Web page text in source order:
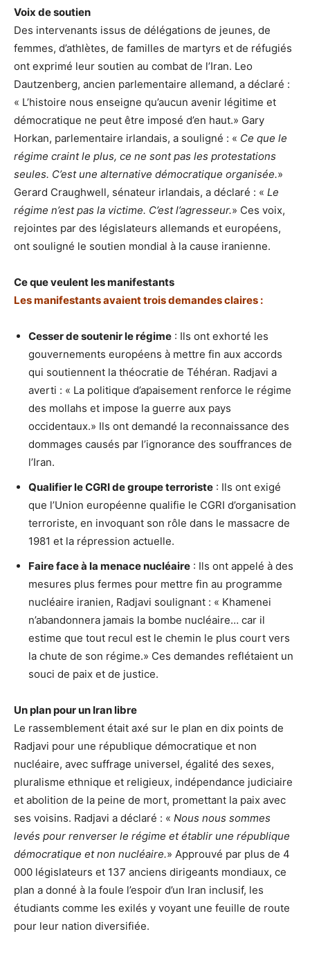
Voix de soutien
Des intervenants issus de délégations de jeunes, de
femmes, d’athlètes, de familles de martyrs et de réfugiés
ont exprimé leur soutien au combat de l’Iran. Leo
Dautzenberg, ancien parlementaire allemand, a déclaré :
« L’histoire nous enseigne qu’aucun avenir légitime et
démocratique ne peut être imposé d’en haut.» Gary
Horkan, parlementaire irlandais, a souligné : « Ce que le
régime craint le plus, ce ne sont pas les protestations
seules. C’est une alternative démocratique organisée.»
Gerard Craughwell, sénateur irlandais, a déclaré : « Le
régime n’est pas la victime. C’est l’agresseur.» Ces voix,
rejointes par des législateurs allemands et européens,
ont souligné le soutien mondial à la cause iranienne.
Ce que veulent les manifestants
Les manifestants avaient trois demandes claires :
Cesser de soutenir le régime : Ils ont exhorté les
gouvernements européens à mettre fin aux accords
qui soutiennent la théocratie de Téhéran. Radjavi a
averti : « La politique d’apaisement renforce le régime
des mollahs et impose la guerre aux pays
occidentaux.» Ils ont demandé la reconnaissance des
dommages causés par l’ignorance des souffrances de
l’Iran.
Qualifier le CGRI de groupe terroriste : Ils ont exigé
que l’Union européenne qualifie le CGRI d’organisation
terroriste, en invoquant son rôle dans le massacre de
1981 et la répression actuelle.
Faire face à la menace nucléaire : Ils ont appelé à des
mesures plus fermes pour mettre fin au programme
nucléaire iranien, Radjavi soulignant : « Khamenei
n’abandonnera jamais la bombe nucléaire… car il
estime que tout recul est le chemin le plus court vers
la chute de son régime.» Ces demandes reflétaient un
souci de paix et de justice.
Un plan pour un Iran libre
Le rassemblement était axé sur le plan en dix points de
Radjavi pour une république démocratique et non
nucléaire, avec suffrage universel, égalité des sexes,
pluralisme ethnique et religieux, indépendance judiciaire
et abolition de la peine de mort, promettant la paix avec
ses voisins. Radjavi a déclaré : « Nous nous sommes
levés pour renverser le régime et établir une république
démocratique et non nucléaire.» Approuvé par plus de 4
000 législateurs et 137 anciens dirigeants mondiaux, ce
plan a donné à la foule l’espoir d’un Iran inclusif, les
étudiants comme les exilés y voyant une feuille de route
pour leur nation diversifiée.